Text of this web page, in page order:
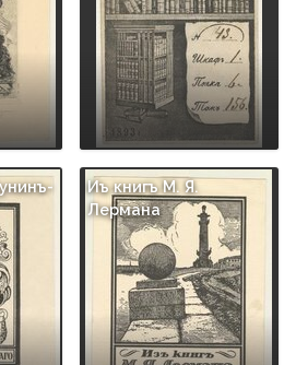
Иъ книгъ М. Я.
Лермана